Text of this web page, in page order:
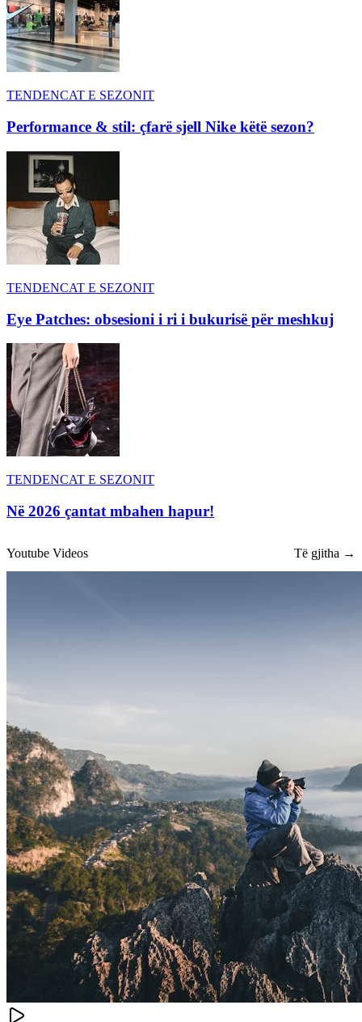
TENDENCAT E SEZONIT
Performance & stil: çfarë sjell Nike këtë sezon?
TENDENCAT E SEZONIT
Eye Patches: obsesioni i ri i bukurisë për meshkuj
TENDENCAT E SEZONIT
Në 2026 çantat mbahen hapur!
Youtube Videos Të gjitha →